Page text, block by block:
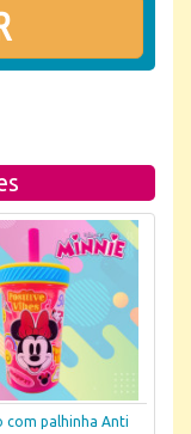
com palhinha Anti